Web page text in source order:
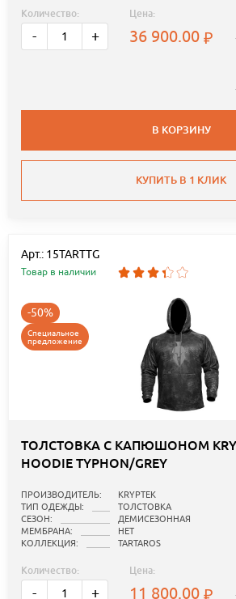
Количество:
- +
Цена:
36 900.00
В КОРЗИНУ
КУПИТЬ В 1 КЛИК
Арт.: 15TARTTG
Товар в наличии
-50%
Специальное
предложение
ТОЛСТОВКА С КАПЮШОНОМ
HOODIE TYPHON/GREY
ПРОИЗВОДИТЕЛЬ:
KRYPTEK
ТИП ОДЕЖДЫ:
ТОЛСТОВКА
СЕЗОН:
ДЕМИСЕЗОННАЯ
МЕМБРАНА:
НЕТ
КОЛЛЕКЦИЯ:
TARTAROS
Количество:
- +
Цена:
11 800.00